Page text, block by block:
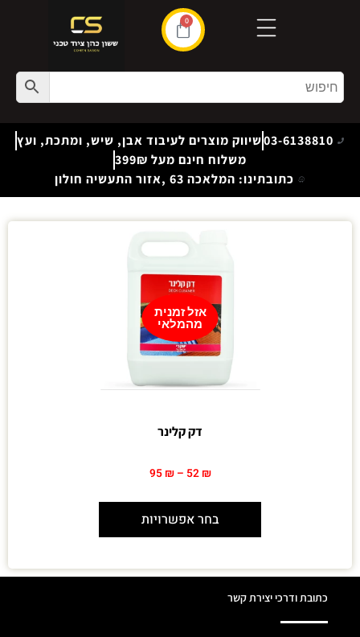
0
03-6138810שיווק מוצרים לעיבוד אבן, שיש, ומתכת, ועץ
משלוח חינם מעל 399₪
כתובתינו: המלאכה 63 ,אזור התעשיה חולון
אזל זמנית
מהמלאי
דק קלינר
52 ₪
–
95 ₪
בחר אפשרויות
כתובת ודרכי יצירת קשר